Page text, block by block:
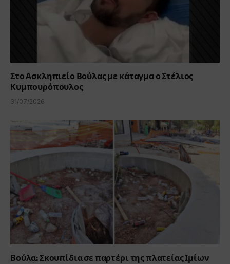
Στο Ασκληπιείο Βούλας με κάταγμα ο Στέλιος
Κυμπουρόπουλος
31/07/2026
Βούλα: Σκουπίδια σε παρτέρι της πλατείας Ιμίων